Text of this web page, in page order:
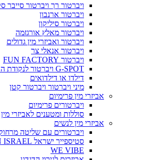
ויברטור רך ויברטור סייבר
ויברטור ארנבון
ויברטור סיליקון
ויברטור מאלץ אורגזמה
ויברטור ואביזרי מין גדולים
ויברטור אנאלי צר
ויברטור FUN FACTORY
G-SPOT ויברטור לנקודת ה ג'י
דילדו או דילדואים
מיני ויברטור ויברטור קטן
אביזרי מין פרימיום
ויברטורים פרימיום
סוללות ומטענים לאביזרי מין
אביזרי מין לנשים
ויברטורים עם שליטה
סטיספייר ישראל SATISFYER IN ISRAEL
WE VIBE